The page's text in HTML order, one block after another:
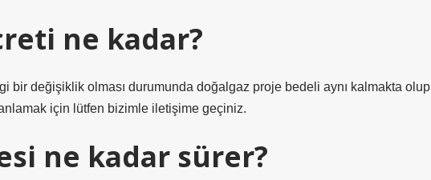
ne kadar?
bir değişiklik olması durumunda doğalgaz proje bedeli aynı kalmakta olup
için lütfen bizimle iletişime geçiniz.
ne kadar sürer?